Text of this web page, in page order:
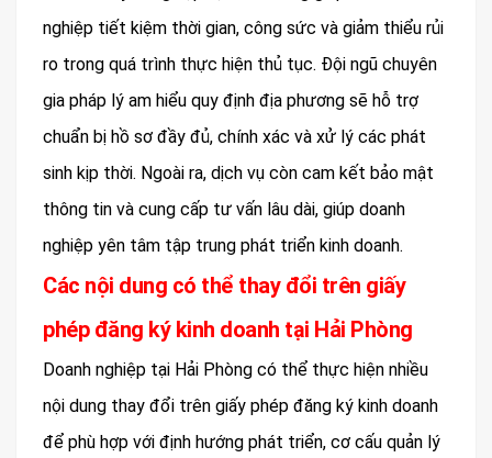
nghiệp tiết kiệm thời gian, công sức và giảm thiểu rủi
ro trong quá trình thực hiện thủ tục. Đội ngũ chuyên
gia pháp lý am hiểu quy định địa phương sẽ hỗ trợ
chuẩn bị hồ sơ đầy đủ, chính xác và xử lý các phát
sinh kịp thời. Ngoài ra, dịch vụ còn cam kết bảo mật
thông tin và cung cấp tư vấn lâu dài, giúp doanh
nghiệp yên tâm tập trung phát triển kinh doanh.
Các nội dung có thể thay đổi trên giấy
phép đăng ký kinh doanh tại Hải Phòng
Doanh nghiệp tại Hải Phòng có thể thực hiện nhiều
nội dung thay đổi trên giấy phép đăng ký kinh doanh
để phù hợp với định hướng phát triển, cơ cấu quản lý